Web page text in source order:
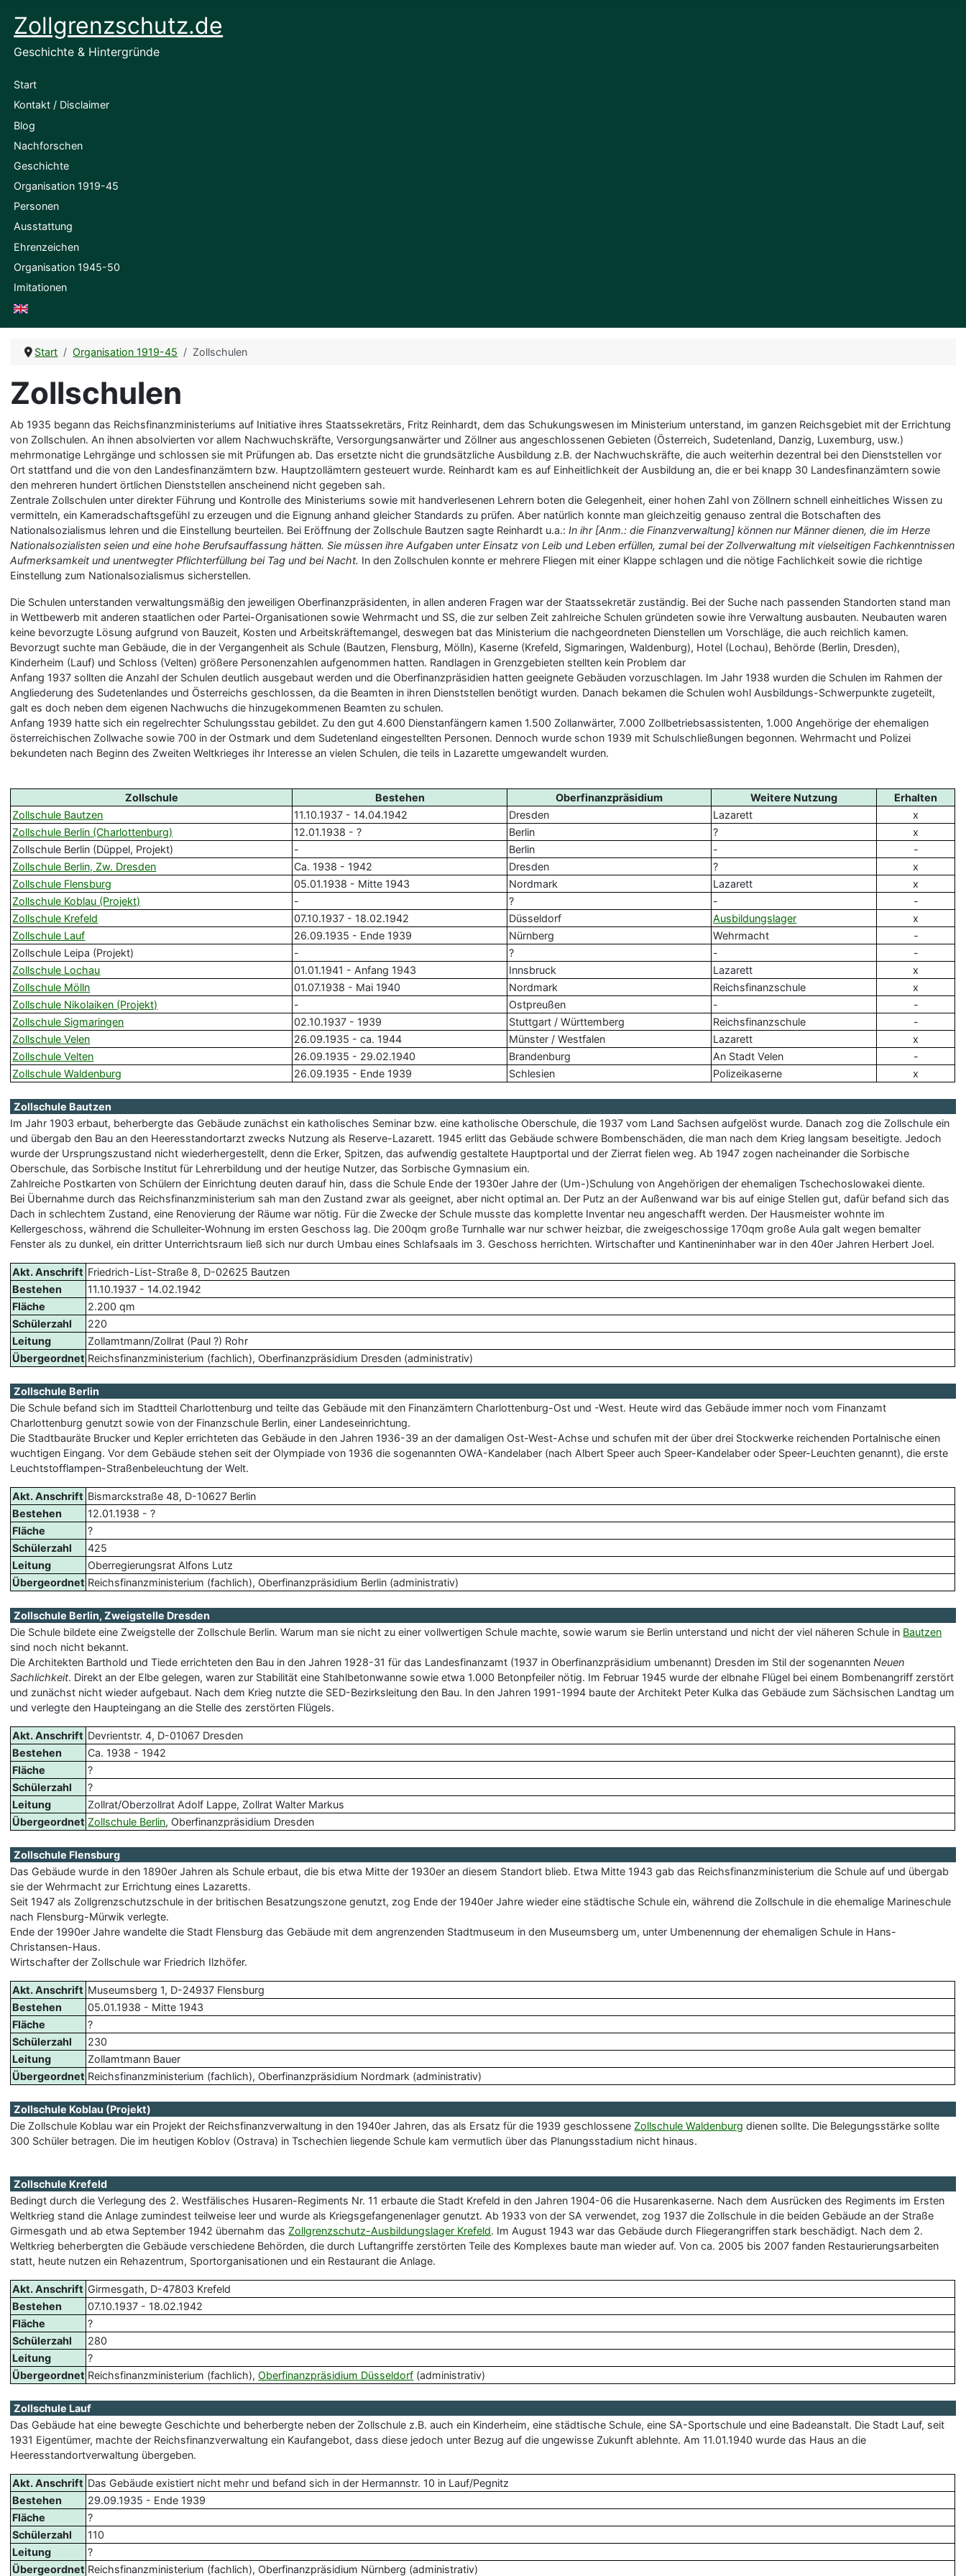
Zollgrenzschutz.de
Geschichte & Hintergründe
Start
Kontakt / Disclaimer
Blog
Nachforschen
Geschichte
Organisation 1919-45
Personen
Ausstattung
Ehrenzeichen
Organisation 1945-50
Imitationen
English
Start Organisation 1919-45 Zollschulen
Zollschulen
Ab 1935 begann das Reichsfinanzministeriums auf Initiative ihres Staatssekretärs, Fritz Reinhardt, dem das Schukungswesen im Ministerium unterstand, im ganzen Reichsgebiet mit der Errichtung
von Zollschulen. An ihnen absolvierten vor allem Nachwuchskräfte, Versorgungsanwärter und Zöllner aus angeschlossenen Gebieten (Österreich, Sudetenland, Danzig, Luxemburg, usw.)
mehrmonatige Lehrgänge und schlossen sie mit Prüfungen ab. Das ersetzte nicht die grundsätzliche Ausbildung z.B. der Nachwuchskräfte, die auch weiterhin dezentral bei den Dienststellen vor
Ort stattfand und die von den Landesfinanzämtern bzw. Hauptzollämtern gesteuert wurde. Reinhardt kam es auf Einheitlichkeit der Ausbildung an, die er bei knapp 30 Landesfinanzämtern sowie
den mehreren hundert örtlichen Dienststellen anscheinend nicht gegeben sah.
Zentrale Zollschulen unter direkter Führung und Kontrolle des Ministeriums sowie mit handverlesenen Lehrern boten die Gelegenheit, einer hohen Zahl von Zöllnern schnell einheitliches Wissen zu
vermitteln, ein Kameradschaftsgefühl zu erzeugen und die Eignung anhand gleicher Standards zu prüfen. Aber natürlich konnte man gleichzeitig genauso zentral die Botschaften des
Nationalsozialismus lehren und die Einstellung beurteilen. Bei Eröffnung der Zollschule Bautzen sagte Reinhardt u.a.:In ihr [Anm.: die Finanzverwaltung] können nur Männer dienen, die im Herze
Nationalsozialisten seien und eine hohe Berufsauffassung hätten. Sie müssen ihre Aufgaben unter Einsatz von Leib und Leben erfüllen, zumal bei der Zollverwaltung mit vielseitigen Fachkenntnissen
Aufmerksamkeit und unentwegter Pflichterfüllung bei Tag und bei Nacht. In den Zollschulen konnte er mehrere Fliegen mit einer Klappe schlagen und die nötige Fachlichkeit sowie die richtige
Einstellung zum Nationalsozialismus sicherstellen.
Die Schulen unterstanden verwaltungsmäßig den jeweiligen Oberfinanzpräsidenten, in allen anderen Fragen war der Staatssekretär zuständig. Bei der Suche nach passenden Standorten stand man
in Wettbewerb mit anderen staatlichen oder Partei-Organisationen sowie Wehrmacht und SS, die zur selben Zeit zahlreiche Schulen gründeten sowie ihre Verwaltung ausbauten. Neubauten waren
keine bevorzugte Lösung aufgrund von Bauzeit, Kosten und Arbeitskräftemangel, deswegen bat das Ministerium die nachgeordneten Dienstellen um Vorschläge, die auch reichlich kamen.
Bevorzugt suchte man Gebäude, die in der Vergangenheit als Schule (Bautzen, Flensburg, Mölln), Kaserne (Krefeld, Sigmaringen, Waldenburg), Hotel (Lochau), Behörde (Berlin, Dresden),
Kinderheim (Lauf) und Schloss (Velten) größere Personenzahlen aufgenommen hatten. Randlagen in Grenzgebieten stellten kein Problem dar
Anfang 1937 sollten die Anzahl der Schulen deutlich ausgebaut werden und die Oberfinanzpräsidien hatten geeignete Gebäuden vorzuschlagen. Im Jahr 1938 wurden die Schulen im Rahmen der
Angliederung des Sudetenlandes und Österreichs geschlossen, da die Beamten in ihren Dienststellen benötigt wurden. Danach bekamen die Schulen wohl Ausbildungs-Schwerpunkte zugeteilt,
galt es doch neben dem eigenen Nachwuchs die hinzugekommenen Beamten zu schulen.
Anfang 1939 hatte sich ein regelrechter Schulungsstau gebildet. Zu den gut 4.600 Dienstanfängern kamen 1.500 Zollanwärter, 7.000 Zollbetriebsassistenten, 1.000 Angehörige der ehemaligen
österreichischen Zollwache sowie 700 in der Ostmark und dem Sudetenland eingestellten Personen. Dennoch wurde schon 1939 mit Schulschließungen begonnen. Wehrmacht und Polizei
bekundeten nach Beginn des Zweiten Weltkrieges ihr Interesse an vielen Schulen, die teils in Lazarette umgewandelt wurden.
Zollschule Bestehen Oberfinanzpräsidium Weitere Nutzung
Erhalten
Zollschule Bautzen
11.10.1937 - 14.04.1942 Dresden Lazarett
x
Zollschule Berlin (Charlottenburg)
12.01.1938 - ? Berlin ?
x
Zollschule Berlin (Düppel, Projekt)
- Berlin -
-
Zollschule Berlin, Zw. Dresden
Ca. 1938 - 1942 Dresden ?
x
Zollschule Flensburg
05.01.1938 - Mitte 1943 Nordmark Lazarett
x
Zollschule Koblau (Projekt)
- ? -
-
Zollschule Krefeld
07.10.1937 - 18.02.1942 Düsseldorf Ausbildungslager
x
Zollschule Lauf
26.09.1935 - Ende 1939 Nürnberg Wehrmacht
-
Zollschule Leipa (Projekt)
- ? -
-
Zollschule Lochau
01.01.1941 - Anfang 1943 Innsbruck Lazarett
x
Zollschule Mölln
01.07.1938 - Mai 1940 Nordmark Reichsfinanzschule
x
Zollschule Nikolaiken (Projekt)
- Ostpreußen -
-
Zollschule Sigmaringen
02.10.1937 - 1939 Stuttgart / Württemberg Reichsfinanzschule
-
Zollschule Velen
26.09.1935 - ca. 1944 Münster / Westfalen Lazarett
x
Zollschule Velten
26.09.1935 - 29.02.1940 Brandenburg An Stadt Velen
-
Zollschule Waldenburg
26.09.1935 - Ende 1939 Schlesien Polizeikaserne x
Zollschule Bautzen
Im Jahr 1903 erbaut, beherbergte das Gebäude zunächst ein katholisches Seminar bzw. eine katholische Oberschule, die 1937 vom Land Sachsen aufgelöst wurde. Danach zog die Zollschule ein
und übergab den Bau an den Heeresstandortarzt zwecks Nutzung als Reserve-Lazarett. 1945 erlitt das Gebäude schwere Bombenschäden, die man nach dem Krieg langsam beseitigte. Jedoch
wurde der Ursprungszustand nicht wiederhergestellt, denn die Erker, Spitzen, das aufwendig gestaltete Hauptportal und der Zierrat fielen weg. Ab 1947 zogen nacheinander die Sorbische
Oberschule, das Sorbische Institut für Lehrerbildung und der heutige Nutzer, das Sorbische Gymnasium ein.
Zahlreiche Postkarten von Schülern der Einrichtung deuten darauf hin, dass die Schule Ende der 1930er Jahre der (Um-)Schulung von Angehörigen der ehemaligen Tschechoslowakei diente.
Bei Übernahme durch das Reichsfinanzministerium sah man den Zustand zwar als geeignet, aber nicht optimal an. Der Putz an der Außenwand war bis auf einige Stellen gut, dafür befand sich das
Dach in schlechtem Zustand, eine Renovierung der Räume war nötig. Für die Zwecke der Schule musste das komplette Inventar neu angeschafft werden. Der Hausmeister wohnte im
Kellergeschoss, während die Schulleiter-Wohnung im ersten Geschoss lag. Die 200qm große Turnhalle war nur schwer heizbar, die zweigeschossige 170qm große Aula galt wegen bemalter
Fenster als zu dunkel, ein dritter Unterrichtsraum ließ sich nur durch Umbau eines Schlafsaals im 3. Geschoss herrichten. Wirtschafter und Kantineninhaber war in den 40er Jahren Herbert Joel.
Akt. Anschrift Friedrich-List-Straße 8, D-02625 Bautzen
Bestehen
11.10.1937 - 14.02.1942
Fläche
2.200 qm
Schülerzahl
220
Leitung
Zollamtmann/Zollrat (Paul ?) Rohr
Übergeordnet Reichsfinanzministerium (fachlich), Oberfinanzpräsidium Dresden (administrativ)
Zollschule Berlin
Die Schule befand sich im Stadtteil Charlottenburg und teilte das Gebäude mit den Finanzämtern Charlottenburg-Ost und -West. Heute wird das Gebäude immer noch vom Finanzamt
Charlottenburg genutzt sowie von der Finanzschule Berlin, einer Landeseinrichtung.
Die Stadtbauräte Brucker und Kepler errichteten das Gebäude in den Jahren 1936-39 an der damaligen Ost-West-Achse und schufen mit der über drei Stockwerke reichenden Portalnische einen
wuchtigen Eingang. Vor dem Gebäude stehen seit der Olympiade von 1936 die sogenannten OWA-Kandelaber (nach Albert Speer auch Speer-Kandelaber oder Speer-Leuchten genannt), die erste
Leuchtstofflampen-Straßenbeleuchtung der Welt.
Akt. Anschrift Bismarckstraße 48, D-10627 Berlin
Bestehen
12.01.1938 - ?
Fläche
?
Schülerzahl
425
Leitung
Oberregierungsrat Alfons Lutz
Übergeordnet Reichsfinanzministerium (fachlich), Oberfinanzpräsidium Berlin (administrativ)
Zollschule Berlin, Zweigstelle Dresden
Die Schule bildete eine Zweigstelle der Zollschule Berlin. Warum man sie nicht zu einer vollwertigen Schule machte, sowie warum sie Berlin unterstand und nicht der viel näheren Schule in Bautzen
sind noch nicht bekannt.
Die Architekten Barthold und Tiede errichteten den Bau in den Jahren 1928-31 für das Landesfinanzamt (1937 in Oberfinanzpräsidium umbenannt) Dresden im Stil der sogenanntenNeuen
Sachlichkeit. Direkt an der Elbe gelegen, waren zur Stabilität eine Stahlbetonwanne sowie etwa 1.000 Betonpfeiler nötig. Im Februar 1945 wurde der elbnahe Flügel bei einem Bombenangriff zerstört
und zunächst nicht wieder aufgebaut. Nach dem Krieg nutzte die SED-Bezirksleitung den Bau. In den Jahren 1991-1994 baute der Architekt Peter Kulka das Gebäude zum Sächsischen Landtag um
und verlegte den Haupteingang an die Stelle des zerstörten Flügels.
Akt. Anschrift Devrientstr. 4, D-01067 Dresden
Bestehen
Ca. 1938 - 1942
Fläche
?
Schülerzahl
?
Leitung
Zollrat/Oberzollrat Adolf Lappe, Zollrat Walter Markus
Übergeordnet Zollschule Berlin, Oberfinanzpräsidium Dresden
Zollschule Flensburg
Das Gebäude wurde in den 1890er Jahren als Schule erbaut, die bis etwa Mitte der 1930er an diesem Standort blieb. Etwa Mitte 1943 gab das Reichsfinanzministerium die Schule auf und übergab
sie der Wehrmacht zur Errichtung eines Lazaretts.
Seit 1947 als Zollgrenzschutzschule in der britischen Besatzungszone genutzt, zog Ende der 1940er Jahre wieder eine städtische Schule ein, während die Zollschule in die ehemalige Marineschule
nach Flensburg-Mürwik verlegte.
Ende der 1990er Jahre wandelte die Stadt Flensburg das Gebäude mit dem angrenzenden Stadtmuseum in den Museumsberg um, unter Umbenennung der ehemaligen Schule in Hans-
Christansen-Haus.
Wirtschafter der Zollschule war Friedrich Ilzhöfer.
Akt. Anschrift Museumsberg 1, D-24937 Flensburg
Bestehen
05.01.1938 - Mitte 1943
Fläche
?
Schülerzahl
230
Leitung
Zollamtmann Bauer
Übergeordnet Reichsfinanzministerium (fachlich), Oberfinanzpräsidium Nordmark (administrativ)
Zollschule Koblau (Projekt)
Die Zollschule Koblau war ein Projekt der Reichsfinanzverwaltung in den 1940er Jahren, das als Ersatz für die 1939 geschlosseneZollschule Waldenburg dienen sollte. Die Belegungsstärke sollte
300 Schüler betragen. Die im heutigen Koblov (Ostrava) in Tschechien liegende Schule kam vermutlich über das Planungsstadium nicht hinaus.
Zollschule Krefeld
Bedingt durch die Verlegung des 2. Westfälisches Husaren-Regiments Nr. 11 erbaute die Stadt Krefeld in den Jahren 1904-06 die Husarenkaserne. Nach dem Ausrücken des Regiments im Ersten
Weltkrieg stand die Anlage zumindest teilweise leer und wurde als Kriegsgefangenenlager genutzt. Ab 1933 von der SA verwendet, zog 1937 die Zollschule in die beiden Gebäude an der Straße
Girmesgath und ab etwa September 1942 übernahm dasZollgrenzschutz-Ausbildungslager Krefeld. Im August 1943 war das Gebäude durch Fliegerangriffen stark beschädigt. Nach dem 2.
Weltkrieg beherbergten die Gebäude verschiedene Behörden, die durch Luftangriffe zerstörten Teile des Komplexes baute man wieder auf. Von ca. 2005 bis 2007 fanden Restaurierungsarbeiten
statt, heute nutzen ein Rehazentrum, Sportorganisationen und ein Restaurant die Anlage.
Akt. Anschrift Girmesgath, D-47803 Krefeld
Bestehen
07.10.1937 - 18.02.1942
Fläche
?
Schülerzahl
280
Leitung
?
Übergeordnet Reichsfinanzministerium (fachlich),Oberfinanzpräsidium Düsseldorf (administrativ)
Zollschule Lauf
Das Gebäude hat eine bewegte Geschichte und beherbergte neben der Zollschule z.B. auch ein Kinderheim, eine städtische Schule, eine SA-Sportschule und eine Badeanstalt. Die Stadt Lauf, seit
1931 Eigentümer, machte der Reichsfinanzverwaltung ein Kaufangebot, dass diese jedoch unter Bezug auf die ungewisse Zukunft ablehnte. Am 11.01.1940 wurde das Haus an die
Heeresstandortverwaltung übergeben.
Akt. Anschrift Das Gebäude existiert nicht mehr und befand sich in der Hermannstr. 10 in Lauf/Pegnitz
Bestehen
29.09.1935 - Ende 1939
Fläche
?
Schülerzahl
110
Leitung
?
Übergeordnet Reichsfinanzministerium (fachlich), Oberfinanzpräsidium Nürnberg (administrativ)